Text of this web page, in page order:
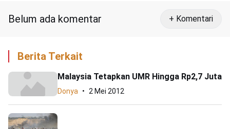
Belum ada komentar + Komentari
Berita Terkait
Malaysia Tetapkan UMR Hingga Rp2,7 Juta
Donya 2 Mei 2012